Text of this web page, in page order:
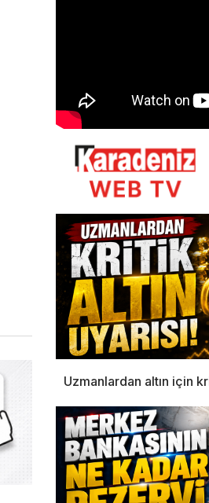
Uzmanlardan altın için